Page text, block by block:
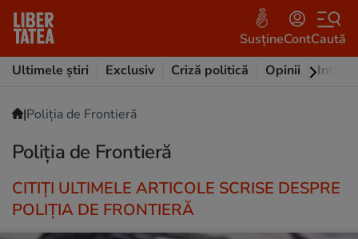
SusțineContCaută
Ultimele știri
Exclusiv Criză politică Opinii
|Poliția de Frontieră
Poliția de Frontieră
CITIȚI ULTIMELE ARTICOLE SCRISE DESPRE
POLIȚIA DE FRONTIERĂ